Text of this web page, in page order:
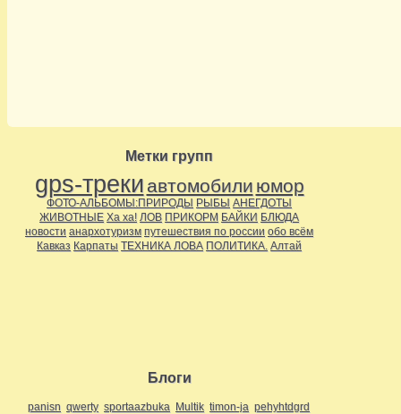
Метки групп
gps-треки автомобили юмор
ФОТО-АЛЬБОМЫ:ПРИРОДЫ РЫБЫ АНЕГДОТЫ
ЖИВОТНЫЕ Ха ха! ЛОВ ПРИКОРМ БАЙКИ БЛЮДА
новости анархотуризм путешествия по россии обо всём
Кавказ Карпаты ТЕХНИКА ЛОВА ПОЛИТИКА. Алтай
Блоги
panisn qwerty sportaazbuka Multik timon-ja pehyhtdgrd